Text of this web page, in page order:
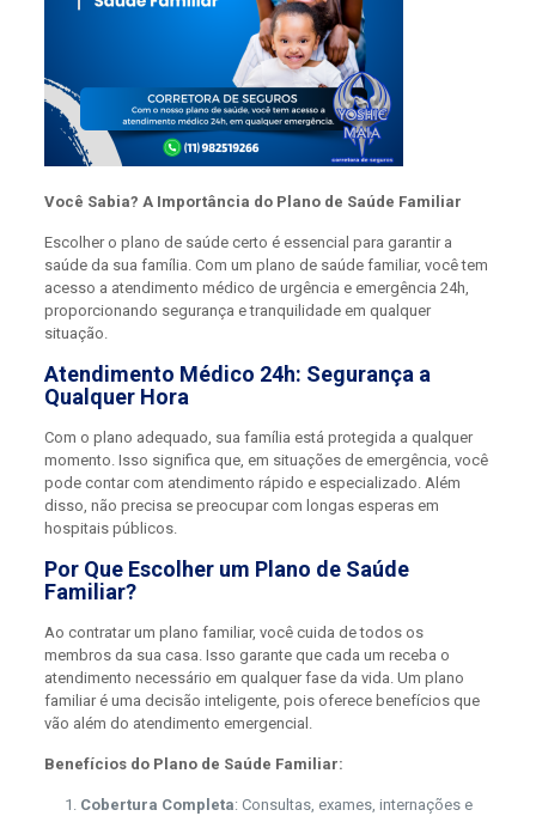
Você Sabia? A Importância do Plano de Saúde Familiar
Escolher o plano de saúde certo é essencial para garantir a
saúde da sua família. Com um plano de saúde familiar, você tem
acesso a atendimento médico de urgência e emergência 24h,
proporcionando segurança e tranquilidade em qualquer
situação.
Atendimento Médico 24h: Segurança a
Qualquer Hora
Com o plano adequado, sua família está protegida a qualquer
momento. Isso significa que, em situações de emergência, você
pode contar com atendimento rápido e especializado. Além
disso, não precisa se preocupar com longas esperas em
hospitais públicos.
Por Que Escolher um Plano de Saúde
Familiar?
Ao contratar um plano familiar, você cuida de todos os
membros da sua casa. Isso garante que cada um receba o
atendimento necessário em qualquer fase da vida. Um plano
familiar é uma decisão inteligente, pois oferece benefícios que
vão além do atendimento emergencial.
Benefícios do Plano de Saúde Familiar:
Cobertura Completa: Consultas, exames, internações e